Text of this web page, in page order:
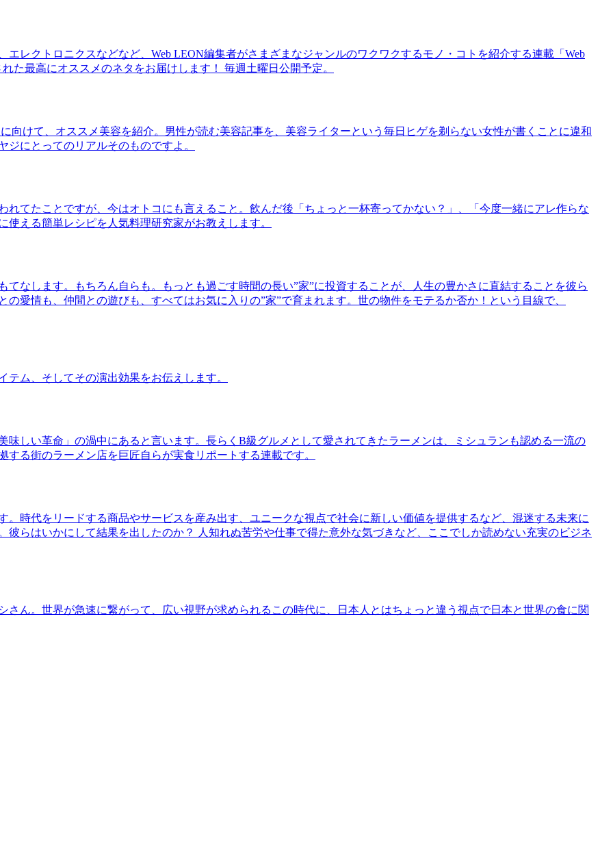
レクトロニクスなどなど、Web LEON編集者がさまざまなジャンルのワクワクするモノ・コトを紹介する連載「Web
た最高にオススメのネタをお届けします！ 毎週土曜日公開予定。
向けて、オススメ美容を紹介。男性が読む美容記事を、美容ライターという毎日ヒゲを剃らない女性が書くことに違和
にとってのリアルそのものですよ。
れてたことですが、今はオトコにも言えること。飲んだ後「ちょっと一杯寄ってかない？」、「今度一緒にアレ作らな
える簡単レシピを人気料理研究家がお教えします。
なします。もちろん自らも。もっとも過ごす時間の長い”家”に投資することが、人生の豊かさに直結することを彼ら
愛情も、仲間との遊びも、すべてはお気に入りの”家”で育まれます。世の物件をモテるか否か！という目線で、
ム、そしてその演出効果をお伝えします。
味しい革命」の渦中にあると言います。長らくB級グルメとして愛されてきたラーメンは、ミシュランも認める一流の
る街のラーメン店を巨匠自らが実食リポートする連載です。
。時代をリードする商品やサービスを産み出す、ユニークな視点で社会に新しい価値を提供するなど、混迷する未来に
らはいかにして結果を出したのか？ 人知れぬ苦労や仕事で得た意外な気づきなど、ここでしか読めない充実のビジネ
ん。世界が急速に繋がって、広い視野が求められるこの時代に、日本人とはちょっと違う視点で日本と世界の食に関